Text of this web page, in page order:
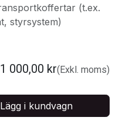
(t.ex.
styrsystem)
Lägg i kundvagn
1 000,00 kr(Exkl. moms)